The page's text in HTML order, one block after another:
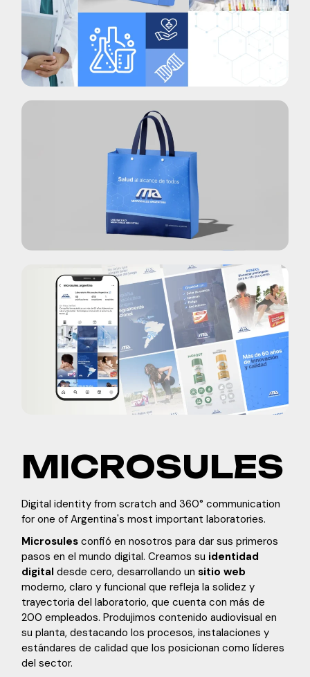
MICROSULES
Digital identity from scratch and 360° communication
for one of Argentina's most important laboratories.
Microsules confió en nosotros para dar sus primeros
pasos en el mundo digital. Creamos su identidad
digital desde cero, desarrollando unsitio web
moderno, claro y funcional que refleja la solidez y
trayectoria del laboratorio, que cuenta con más de
200 empleados. Produjimos contenido audiovisual en
su planta, destacando los procesos, instalaciones y
estándares de calidad que los posicionan como líderes
del sector.